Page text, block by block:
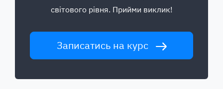
світового рівня. Прийми виклик!
Записатись на курс